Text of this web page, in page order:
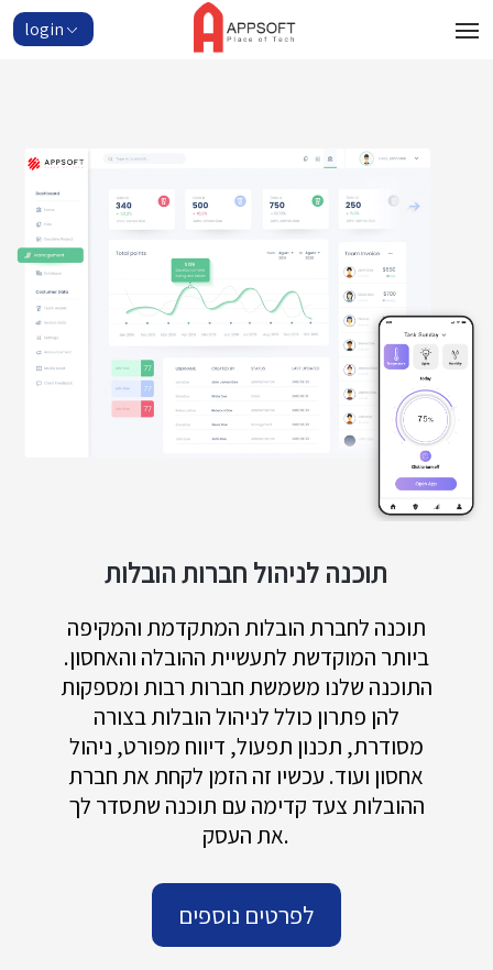
login
תוכנה לניהול חברות הובלות
תוכנה לחברת הובלות המתקדמת והמקיפה
ביותר המוקדשת לתעשיית ההובלה והאחסון.
התוכנה שלנו משמשת חברות רבות ומספקות
להן פתרון כולל לניהול הובלות בצורה
מסודרת, תכנון תפעול, דיווח מפורט, ניהול
אחסון ועוד. עכשיו זה הזמן לקחת את חברת
ההובלות צעד קדימה עם תוכנה שתסדר לך
את העסק.
לפרטים נוספים